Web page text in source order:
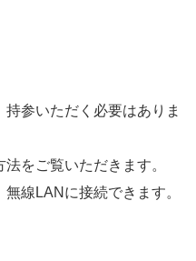
参いただく必要はありま
をご覧いただきます。
線LANに接続できます。